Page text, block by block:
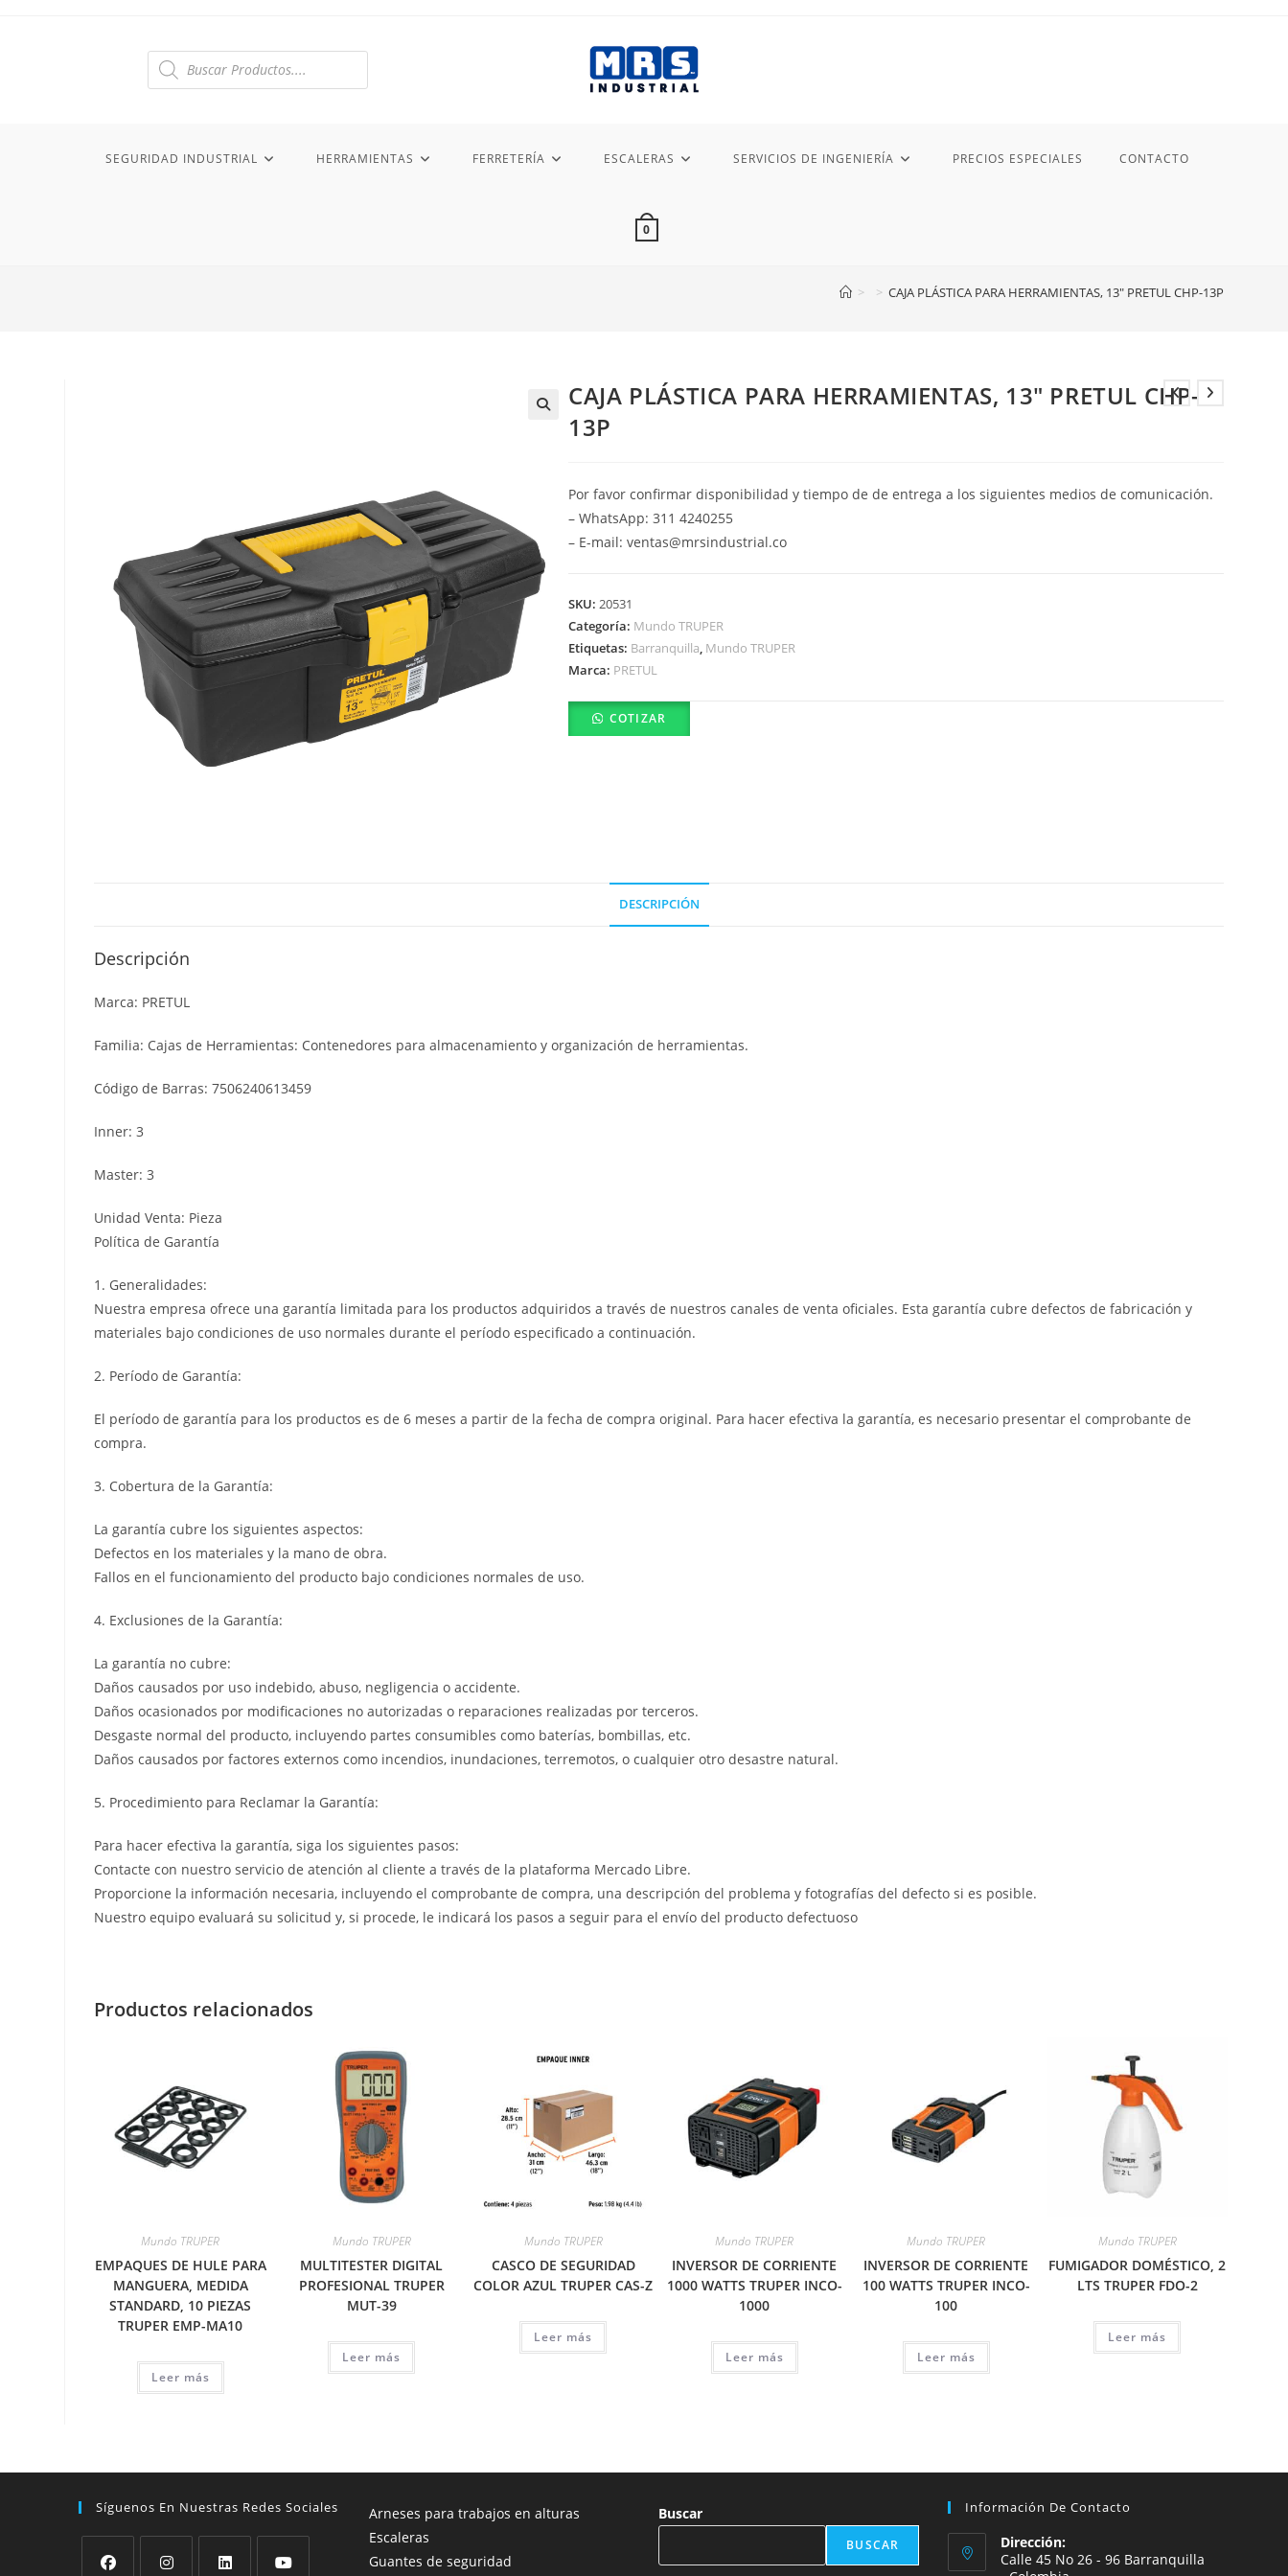
Búsqueda
SEGURIDAD INDUSTRIAL HERRAMIENTAS FERRETERÍA ESCALERAS SERVICIOS DE INGENIERÍA PRECIOS ESPECIALES CONTACTO
0
> > CAJA PLÁSTICA PARA HERRAMIENTAS, 13″ PRETUL CHP-13P
CAJA PLÁSTICA PARA HERRAMIENTAS, 13″ PRETUL CHP-
13P
Por favor confirmar disponibilidad y tiempo de de entrega a los siguientes medios de comunicación.
– WhatsApp: 311 4240255
– E-mail: ventas@mrsindustrial.co
SKU: 20531
Categoría: Mundo TRUPER
Etiquetas: Barranquilla Mundo TRUPER
Marca: PRETUL
COTIZAR
DESCRIPCIÓN
Descripción
Marca: PRETUL
Familia: Cajas de Herramientas: Contenedores para almacenamiento y organización de herramientas.
Código de Barras: 7506240613459
Inner: 3
Master: 3
Unidad Venta: Pieza
Política de Garantía
1. Generalidades:
Nuestra empresa ofrece una garantía limitada para los productos adquiridos a través de nuestros canales de venta oficiales. Esta garantía cubre defectos de fabricación y
materiales bajo condiciones de uso normales durante el período especificado a continuación.
2. Período de Garantía:
El período de garantía para los productos es de 6 meses a partir de la fecha de compra original. Para hacer efectiva la garantía, es necesario presentar el comprobante de
compra.
3. Cobertura de la Garantía:
La garantía cubre los siguientes aspectos:
Defectos en los materiales y la mano de obra.
Fallos en el funcionamiento del producto bajo condiciones normales de uso.
4. Exclusiones de la Garantía:
La garantía no cubre:
Daños causados por uso indebido, abuso, negligencia o accidente.
Daños ocasionados por modificaciones no autorizadas o reparaciones realizadas por terceros.
Desgaste normal del producto, incluyendo partes consumibles como baterías, bombillas, etc.
Daños causados por factores externos como incendios, inundaciones, terremotos, o cualquier otro desastre natural.
5. Procedimiento para Reclamar la Garantía:
Para hacer efectiva la garantía, siga los siguientes pasos:
Contacte con nuestro servicio de atención al cliente a través de la plataforma Mercado Libre.
Proporcione la información necesaria, incluyendo el comprobante de compra, una descripción del problema y fotografías del defecto si es posible.
Nuestro equipo evaluará su solicitud y, si procede, le indicará los pasos a seguir para el envío del producto defectuoso
Productos relacionados
Mundo TRUPER
EMPAQUES DE HULE PARA
MANGUERA, MEDIDA
STANDARD, 10 PIEZAS
TRUPER EMP-MA10
Leer más
Mundo TRUPER
MULTITESTER DIGITAL
PROFESIONAL TRUPER
MUT-39
Leer más
Mundo TRUPER
CASCO DE SEGURIDAD
COLOR AZUL TRUPER CAS-Z
Leer más
Mundo TRUPER
INVERSOR DE CORRIENTE
1000 WATTS TRUPER INCO-
1000
Leer más
Mundo TRUPER
INVERSOR DE CORRIENTE
100 WATTS TRUPER INCO-
100
Leer más
Mundo TRUPER
FUMIGADOR DOMÉSTICO, 2
LTS TRUPER FDO-2
Leer más
Síguenos En Nuestras Redes Sociales
Arneses para trabajos en alturas
Escaleras
Guantes de seguridad
Buscar
BUSCAR
Información De Contacto
Dirección:
Calle 45 No 26 - 96 Barranquilla